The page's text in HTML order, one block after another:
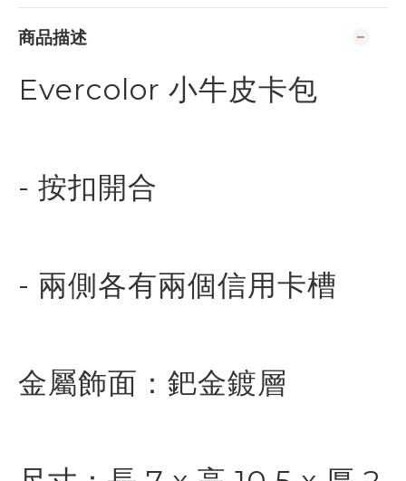
商品描述
Evercolor 小牛皮卡包
- 按扣開合
- 兩側各有兩個信用卡槽
金屬飾面：鈀金鍍層